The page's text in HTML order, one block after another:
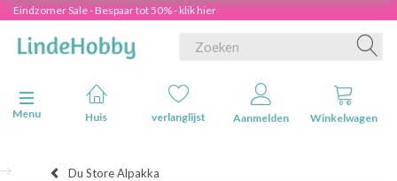
Eindzomer Sale - Bespaar tot 50% - klik hier
Navigatie in-/uitschakelen
Menu
Huis verlanglijst Aanmelden Winkelwagen
Du Store Alpakka